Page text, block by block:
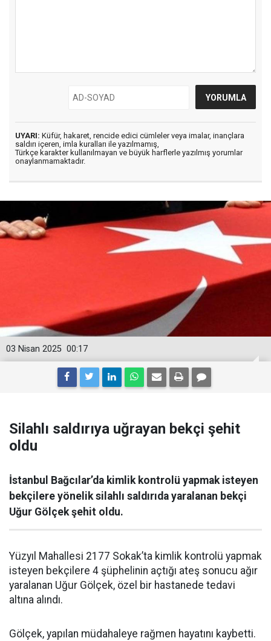
UYARI: Küfür, hakaret, rencide edici cümleler veya imalar, inançlara
saldırı içeren, imla kuralları ile yazılmamış,
Türkçe karakter kullanılmayan ve büyük harflerle yazılmış yorumlar
onaylanmamaktadır.
00:17
03 Nisan 2025
Silahlı saldırıya uğrayan bekçi şehit
oldu
İstanbul Bağcılar’da kimlik kontrolü yapmak isteyen
bekçilere yönelik silahlı saldırıda yaralanan bekçi
Uğur Gölçek şehit oldu.
Yüzyıl Mahallesi 2177 Sokak’ta kimlik kontrolü yapmak
isteyen bekçilere 4 şüphelinin açtığı ateş sonucu ağır
yaralanan Uğur Gölçek, özel bir hastanede tedavi
altına alındı.
Gölçek, yapılan müdahaleye rağmen hayatını kaybetti.